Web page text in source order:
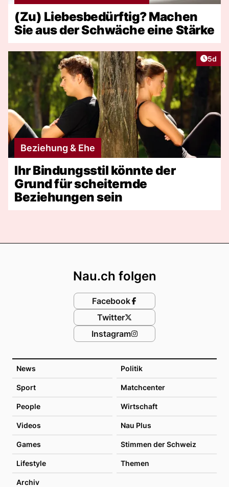
(Zu) Liebesbedürftig? Machen
Sie aus der Schwäche eine Stärke
5d
Beziehung & Ehe
Ihr Bindungsstil könnte der
Grund für scheiternde
Beziehungen sein
News Politik
Sport Matchcenter
People Wirtschaft
Videos Nau Plus
Games Stimmen der Schweiz
Lifestyle Themen
Archiv
Nau.ch folgen
Facebook
Twitter
Instagram